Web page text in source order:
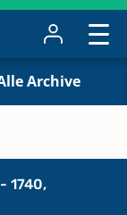
Archive
1740,